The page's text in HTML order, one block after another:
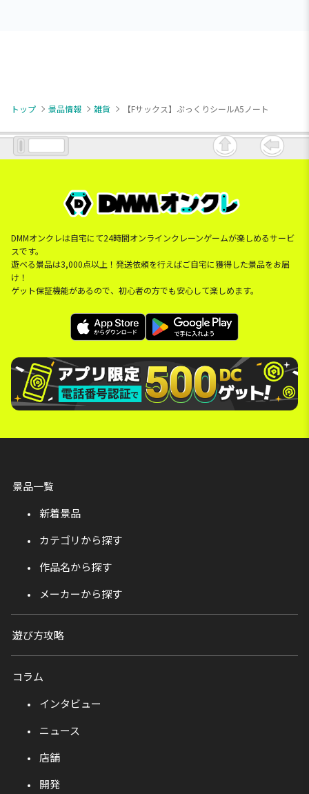
トップ 景品情報 雑貨 【Fサックス】ぷっくりシールA5ノート
DMMオンクレは自宅にて24時間オンラインクレーンゲームが楽しめるサービ
スです。
遊べる景品は3,000点以上！発送依頼を行えばご自宅に獲得した景品をお届
け！
ゲット保証機能があるので、初心者の方でも安心して楽しめます。
景品一覧
新着景品
カテゴリから探す
作品名から探す
メーカーから探す
遊び方攻略
コラム
インタビュー
ニュース
店舗
開発